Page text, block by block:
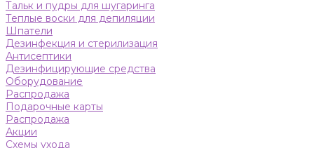
Тальк и пудры для шугаринга
Теплые воски для депиляции
Шпатели
Дезинфекция и стерилизация
Антисептики
Дезинфицирующие средства
Оборудование
Распродажа
Подарочные карты
Распродажа
Акции
Схемы ухода